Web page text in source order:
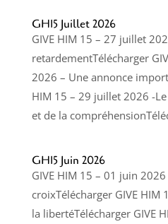
GH15 Juillet 2026
GIVE HIM 15 – 27 juillet
retardementTélécharger
2026 – Une annonce
HIM 15 – 29 juillet 2026 -
et de la
GH15 Juin 2026
GIVE HIM 15 – 01 juin
croixTélécharger GIVE
la libertéTélécharger GIVE